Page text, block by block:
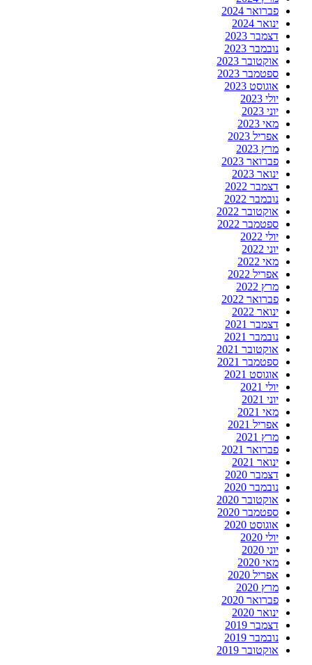
פברואר 2024
ינואר 2024
דצמבר 2023
נובמבר 2023
אוקטובר 2023
ספטמבר 2023
אוגוסט 2023
יולי 2023
יוני 2023
מאי 2023
אפריל 2023
מרץ 2023
פברואר 2023
ינואר 2023
דצמבר 2022
נובמבר 2022
אוקטובר 2022
ספטמבר 2022
יולי 2022
יוני 2022
מאי 2022
אפריל 2022
מרץ 2022
פברואר 2022
ינואר 2022
דצמבר 2021
נובמבר 2021
אוקטובר 2021
ספטמבר 2021
אוגוסט 2021
יולי 2021
יוני 2021
מאי 2021
אפריל 2021
מרץ 2021
פברואר 2021
ינואר 2021
דצמבר 2020
נובמבר 2020
אוקטובר 2020
ספטמבר 2020
אוגוסט 2020
יולי 2020
יוני 2020
מאי 2020
אפריל 2020
מרץ 2020
פברואר 2020
ינואר 2020
דצמבר 2019
נובמבר 2019
אוקטובר 2019